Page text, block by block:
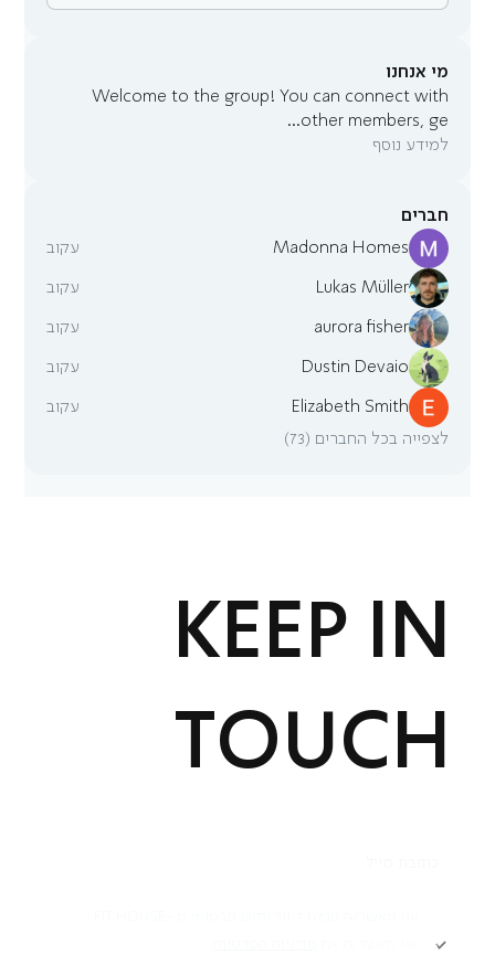
מי אנחנו
Welcome to the group! You can connect with
other members, ge
...
למידע נוסף
חברים
Madonna Homes
עקוב
Lukas Müller עקוב
aurora fisher עקוב
Dustin Devaio עקוב
Elizabeth Smith
עקוב
לצפייה בכל החברים (73)
KEEP IN
TOUCH
Academy תקנון